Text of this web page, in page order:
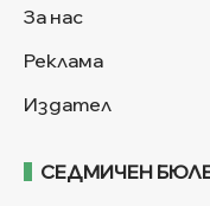
За нас
Реклама
Издател
СЕДМИЧЕН